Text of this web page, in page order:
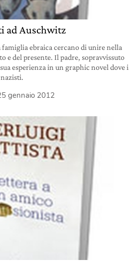
ad Auschwitz
ebraica cercano di unire nella
e del presente. Il padre, sopravvissuto
esperienza in un graphic novel dove i
gennaio 2012